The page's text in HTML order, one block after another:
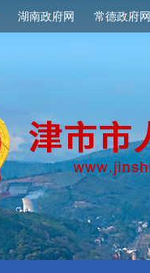
湖南政府网 常德政府网